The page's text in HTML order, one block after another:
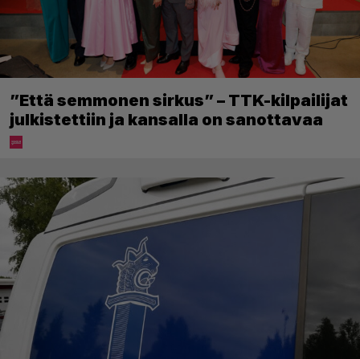
”Että semmonen sirkus” – TTK-kilpailijat
julkistettiin ja kansalla on sanottavaa